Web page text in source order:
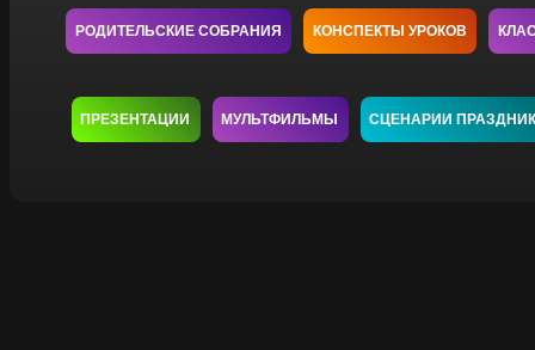
РОДИТЕЛЬСКИЕ СОБРАНИЯ КОНСПЕКТЫ УРОКОВ
ПРЕЗЕНТАЦИИ МУЛЬТФИЛЬМЫ СЦЕНАРИИ